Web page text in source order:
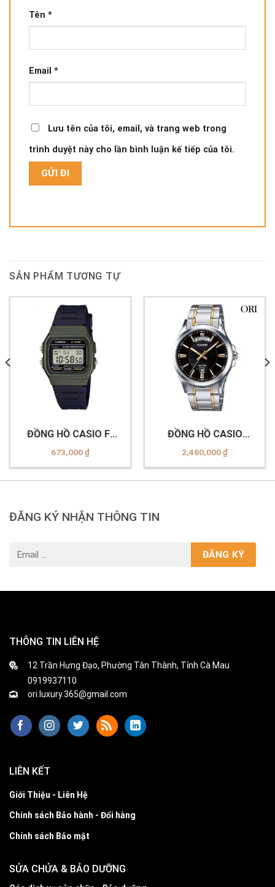
Tên *
Email *
Lưu tên của tôi, email, và trang web trong
trình duyệt này cho lần bình luận kế tiếp của tôi.
SẢN PHẨM TƯƠNG TỰ
ĐỒNG HỒ CASIO F-
91WM-3ADF
673,000₫
ĐỒNG HỒ CASIO
MTP-1381G-1AVDF
2,480,000₫
ĐĂNG KÝ NHẬN THÔNG TIN
THÔNG TIN LIÊN HỆ
12 Trần Hưng Đạo, Phường Tân Thành, Tỉnh Cà Mau
0919937110
ori.luxury.365@gmail.com
LIÊN KẾT
Giới Thiệu - Liên Hệ
Chính sách Bảo hành - Đổi hàng
Chính sách Bảo mật
SỬA CHỬA & BẢO DƯỠNG